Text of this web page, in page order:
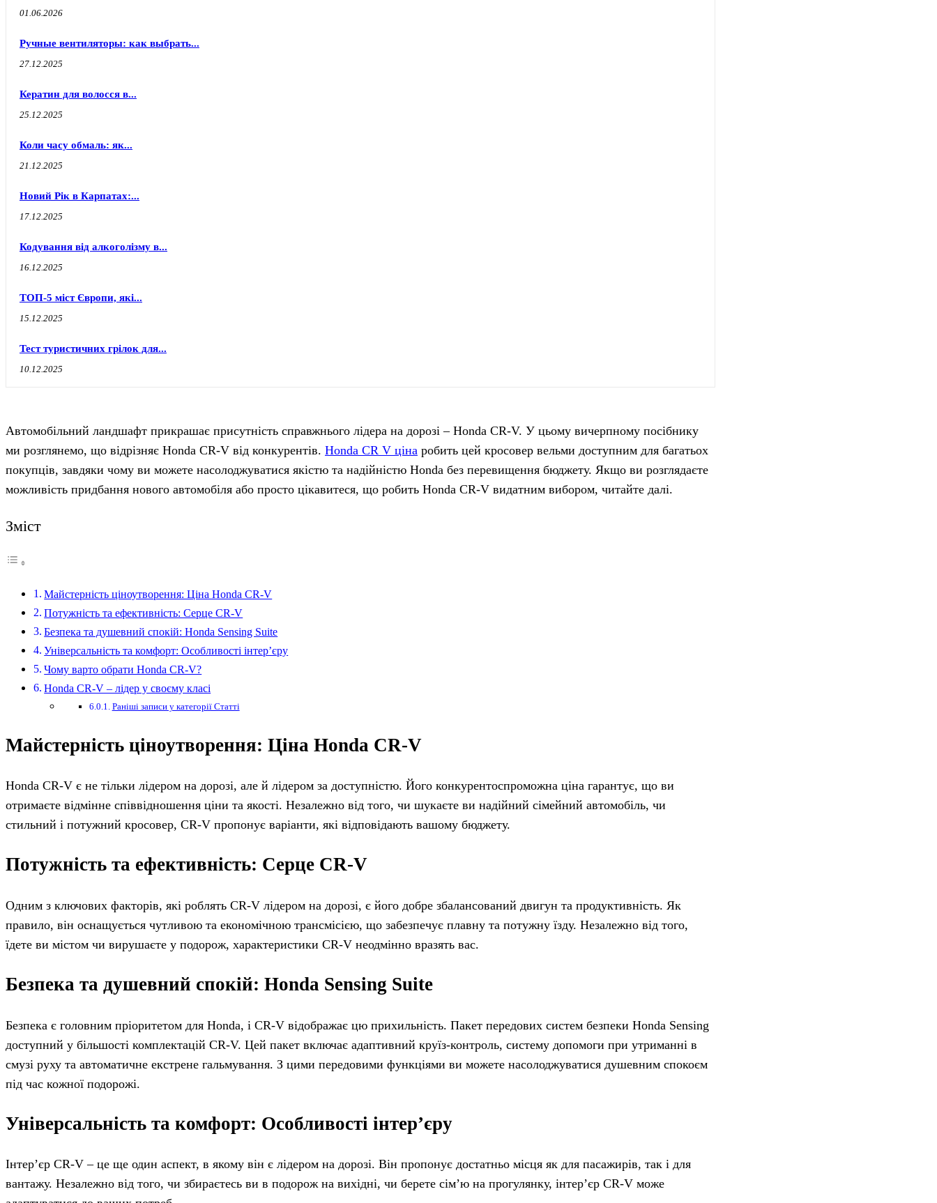
01.06.2026
Ручные вентиляторы: как выбрать...
27.12.2025
Кератин для волосся в...
25.12.2025
Коли часу обмаль: як...
21.12.2025
Новий Рік в Карпатах:...
17.12.2025
Кодування від алкоголізму в...
16.12.2025
ТОП-5 міст Європи, які...
15.12.2025
Тест туристичних грілок для...
10.12.2025
Автомобільний ландшафт прикрашає присутність справжнього лідера на дорозі – Honda CR-V. У цьому вичерпному посібнику
ми розглянемо, що відрізняє Honda CR-V від конкурентів. Honda CR V ціна робить цей кросовер вельми доступним для багатьох
покупців, завдяки чому ви можете насолоджуватися якістю та надійністю Honda без перевищення бюджету. Якщо ви розглядаєте
можливість придбання нового автомобіля або просто цікавитеся, що робить Honda CR-V видатним вибором, читайте далі.
Зміст
Майстерність ціноутворення: Ціна Honda CR-V
Потужність та ефективність: Серце CR-V
Безпека та душевний спокій: Honda Sensing Suite
Універсальність та комфорт: Особливості інтер’єру
Чому варто обрати Honda CR-V?
Honda CR-V – лідер у своєму класі
Раніші записи у категорії Статті
Майстерність ціноутворення: Ціна Honda CR-V
Honda CR-V є не тільки лідером на дорозі, але й лідером за доступністю. Його конкурентоспроможна ціна гарантує, що ви
отримаєте відмінне співвідношення ціни та якості. Незалежно від того, чи шукаєте ви надійний сімейний автомобіль, чи
стильний і потужний кросовер, CR-V пропонує варіанти, які відповідають вашому бюджету.
Потужність та ефективність: Серце CR-V
Одним з ключових факторів, які роблять CR-V лідером на дорозі, є його добре збалансований двигун та продуктивність. Як
правило, він оснащується чутливою та економічною трансмісією, що забезпечує плавну та потужну їзду. Незалежно від того,
їдете ви містом чи вирушаєте у подорож, характеристики CR-V неодмінно вразять вас.
Безпека та душевний спокій: Honda Sensing Suite
Безпека є головним пріоритетом для Honda, і CR-V відображає цю прихильність. Пакет передових систем безпеки Honda Sensing
доступний у більшості комплектацій CR-V. Цей пакет включає адаптивний круїз-контроль, систему допомоги при утриманні в
смузі руху та автоматичне екстрене гальмування. З цими передовими функціями ви можете насолоджуватися душевним спокоєм
під час кожної подорожі.
Універсальність та комфорт: Особливості інтер’єру
Інтер’єр CR-V – це ще один аспект, в якому він є лідером на дорозі. Він пропонує достатньо місця як для пасажирів, так і для
вантажу. Незалежно від того, чи збираєтесь ви в подорож на вихідні, чи берете сім’ю на прогулянку, інтер’єр CR-V може